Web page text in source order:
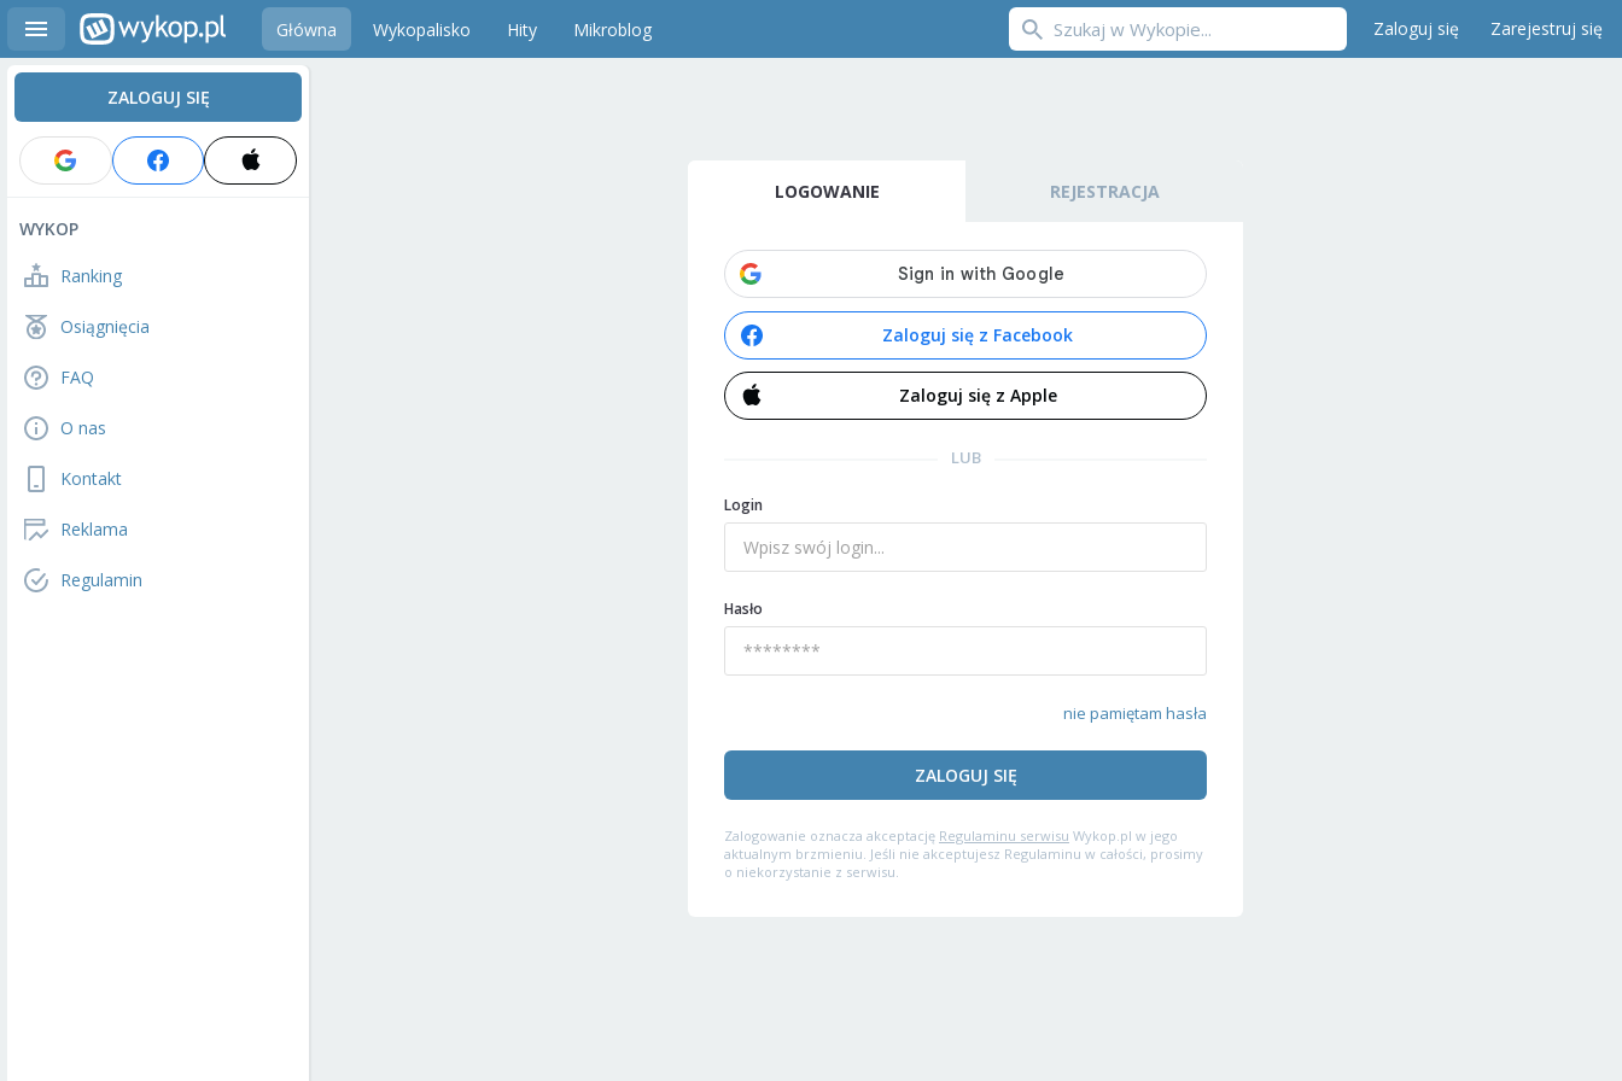
Główna Wykopalisko Hity Mikroblog Zaloguj się Zarejestruj się
ZALOGUJ SIĘ
WYKOP
Ranking
Osiągnięcia
FAQ
O nas
Kontakt
Reklama
Regulamin
LOGOWANIE REJESTRACJA
Zaloguj się z Facebook
Zaloguj się z Apple
LUB
Login
Hasło
nie pamiętam hasła
ZALOGUJ SIĘ
Zalogowanie oznacza akceptację Regulaminu serwisu Wykop.pl w jego
aktualnym brzmieniu. Jeśli nie akceptujesz Regulaminu w całości, prosimy
o niekorzystanie z serwisu.